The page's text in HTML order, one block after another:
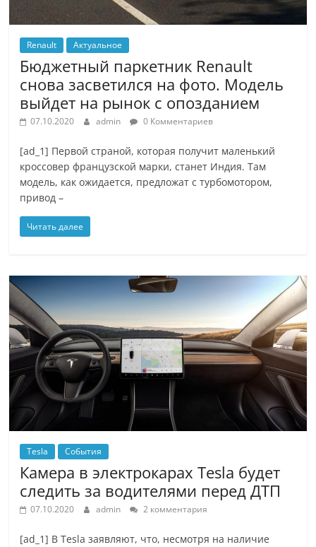
Renault Актуальное
Бюджетный паркетник Renault
снова засветился на фото. Модель
выйдет на рынок с опозданием
07.10.2020 admin 0 Комментариев
[ad_1] Первой страной, которая получит маленький
кроссовер французской марки, станет Индия. Там
модель, как ожидается, предложат с турбомотором,
привод –
Читать далее
Tesla События
Камера в электрокарах Tesla будет
следить за водителями перед ДТП
07.10.2020 admin 2 комментария
[ad_1] В Tesla заявляют, что, несмотря на наличие